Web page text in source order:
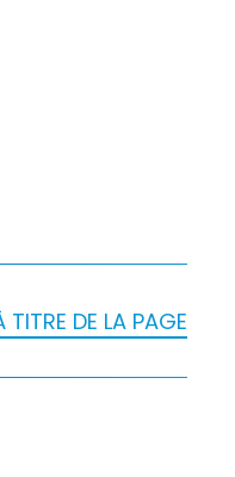
TITRE DE LA PAGE